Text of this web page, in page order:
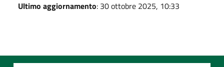
Ultimo aggiornamento: 30 ottobre 2025, 10:33